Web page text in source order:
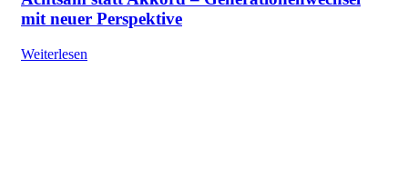
mit neuer Perspektive
Weiterlesen